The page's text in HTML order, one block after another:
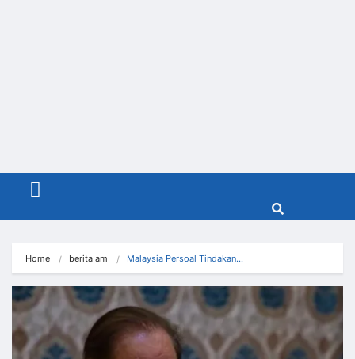
Menu
Home berita am Malaysia Persoal Tindakan…